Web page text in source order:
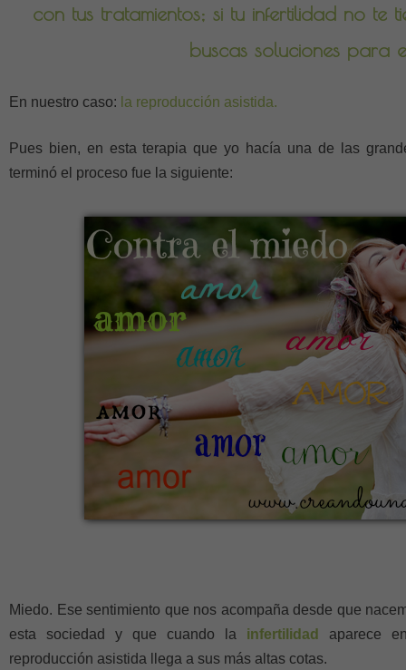
con tus tratamientos; si tu infertilidad no te
buscas soluciones para
En nuestro caso: la reproducción asistida.
Pues bien, en esta terapia que yo hacía una de las
terminó el proceso fue la siguiente:
Miedo. Ese sentimiento que nos acompaña desde que
esta sociedad y que cuando la infertilidad
aparece
reproducción asistida llega a sus más altas cotas.